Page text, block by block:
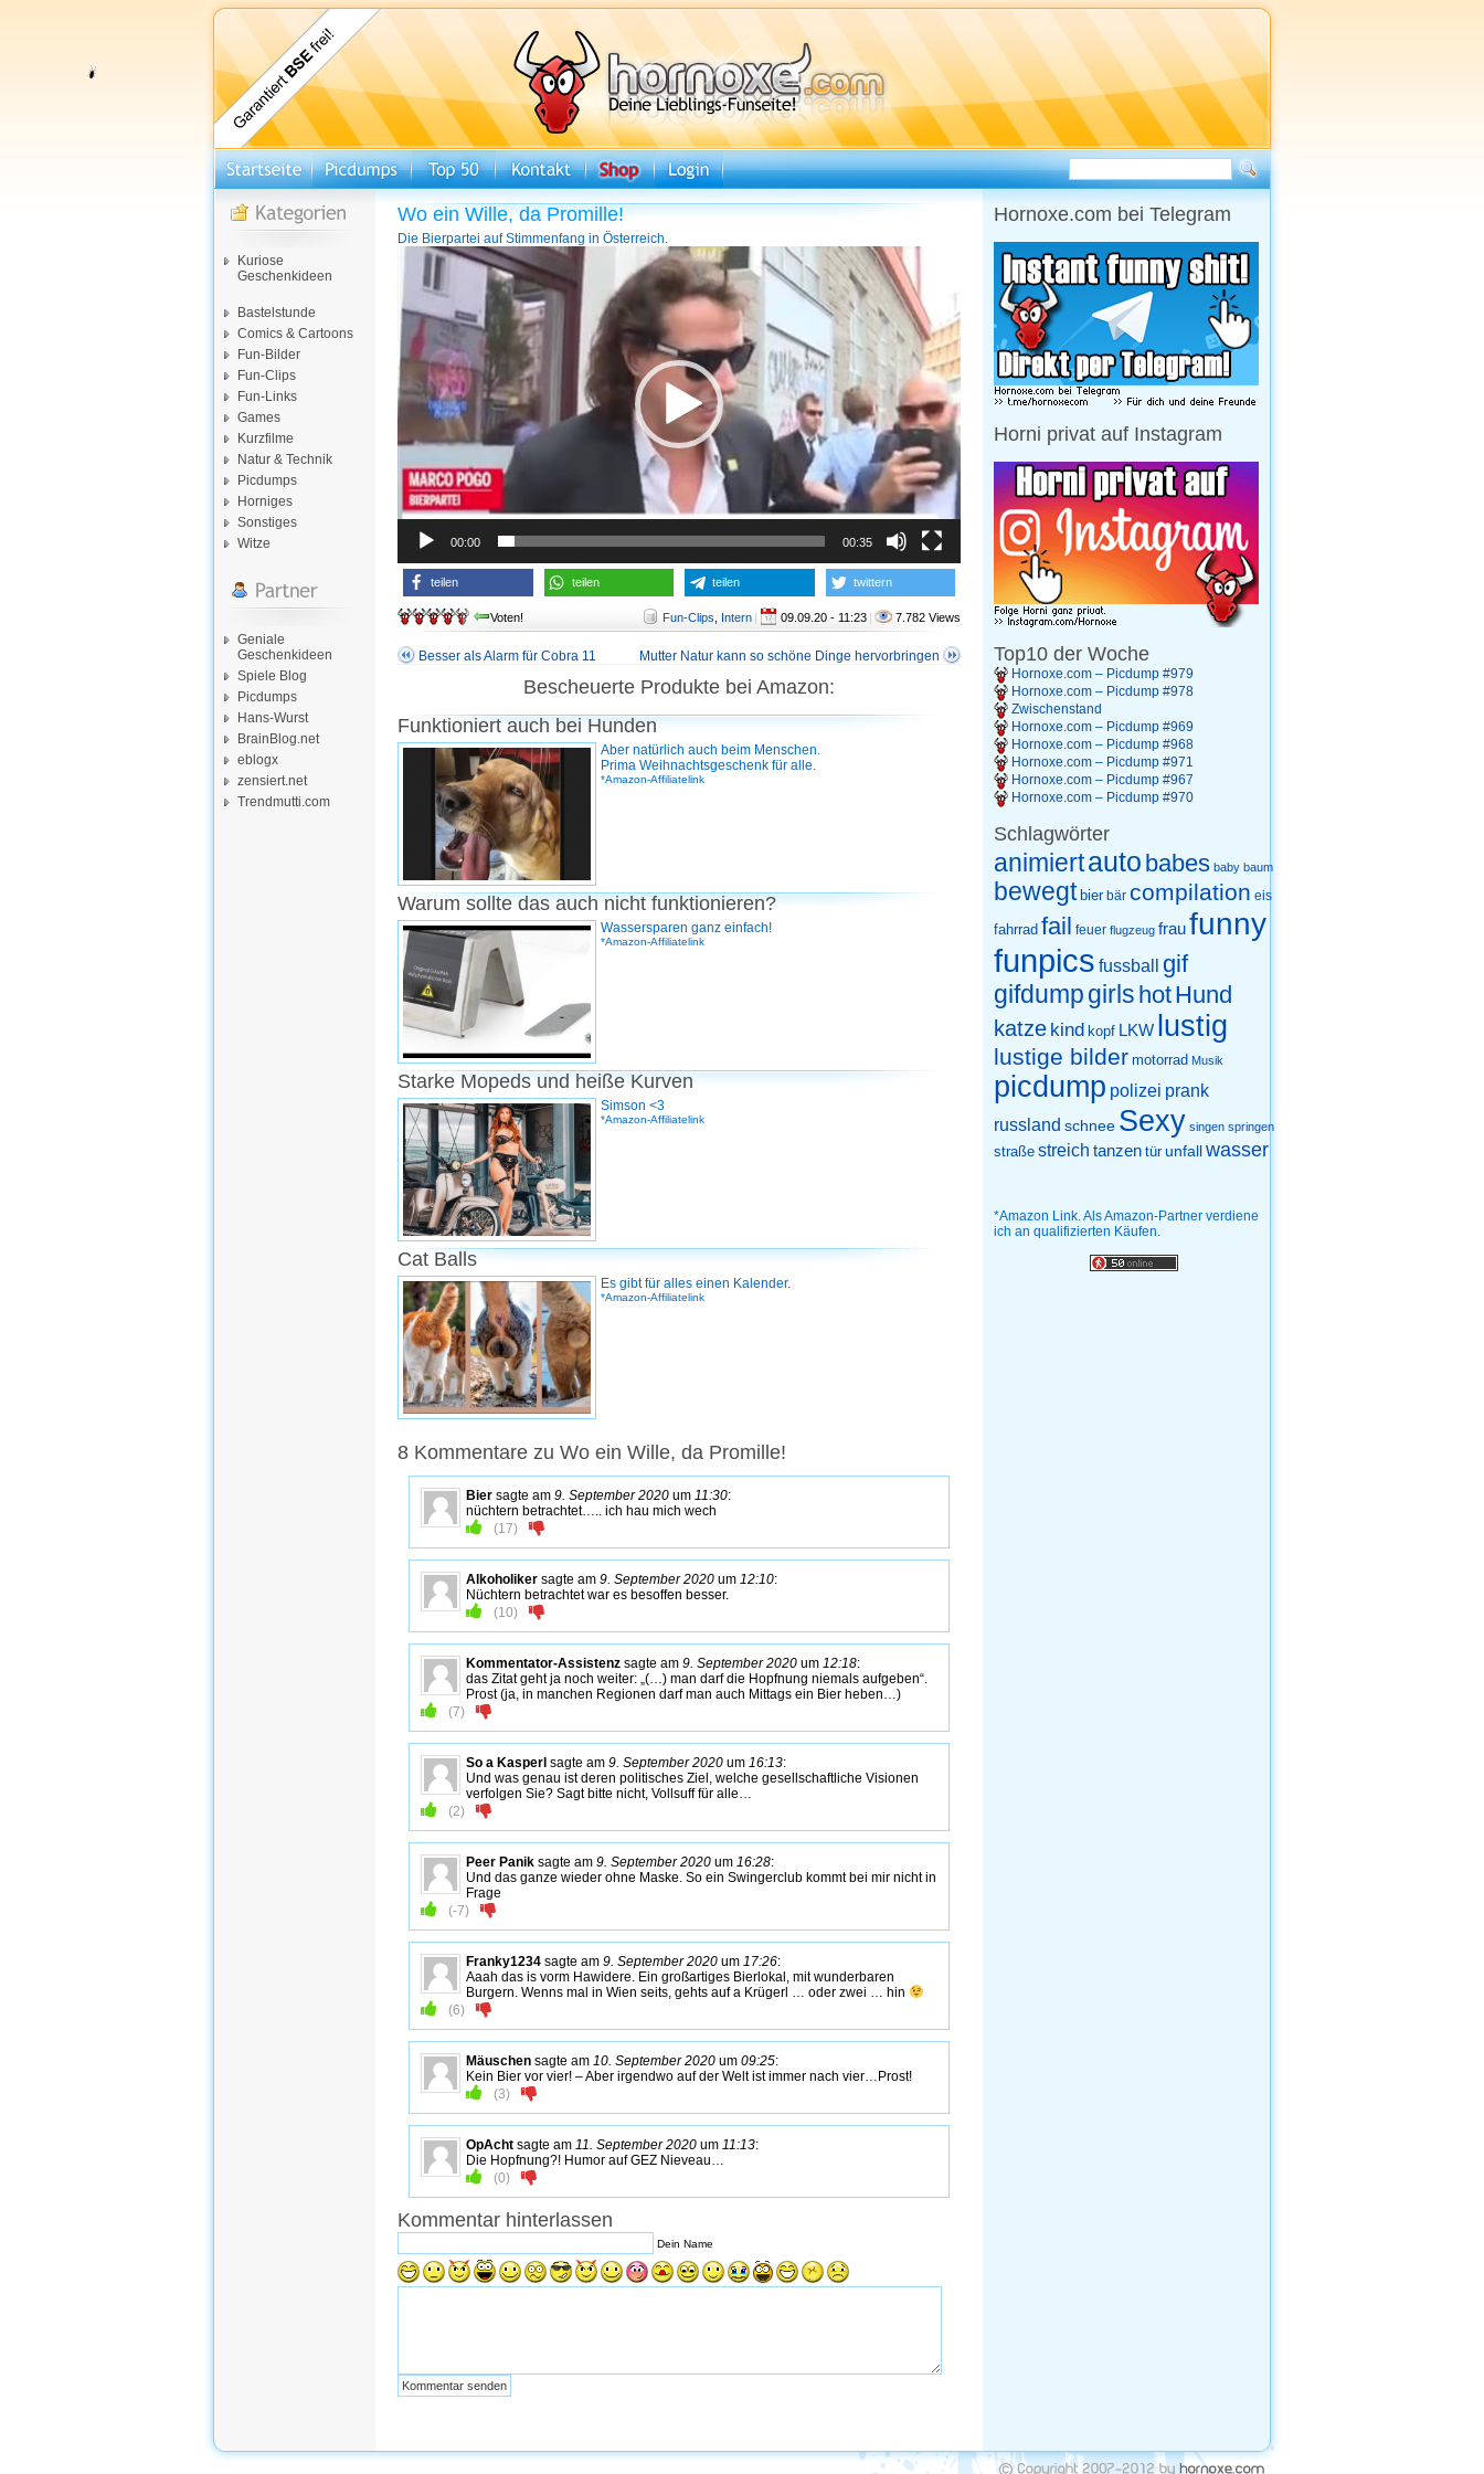
Kuriose
Geschenkideen
Bastelstunde
Comics & Cartoons
Fun-Bilder
Fun-Clips
Fun-Links
Games
Kurzfilme
Natur & Technik
Picdumps
Horniges
Sonstiges
Witze
Geniale
Geschenkideen
Spiele Blog
Picdumps
Hans-Wurst
BrainBlog.net
eblogx
zensiert.net
Trendmutti.com
Wo ein Wille, da Promille!
Die Bierpartei auf Stimmenfang in Österreich.
Video-
Player
00:00 00:35
teilen teilen teilen twittern
Voten! Fun-Clips Intern | 09.09.20 - 11:23 | 7.782 Views
Besser als Alarm für Cobra 11 Mutter Natur kann so schöne Dinge hervorbringen
Bescheuerte Produkte bei Amazon:
Funktioniert auch bei Hunden
Aber natürlich auch beim Menschen.
Prima Weihnachtsgeschenk für alle.
*Amazon-Affiliatelink
Warum sollte das auch nicht funktionieren?
Wassersparen ganz einfach!
*Amazon-Affiliatelink
Starke Mopeds und heiße Kurven
Simson <3
*Amazon-Affiliatelink
Cat Balls
Es gibt für alles einen Kalender.
*Amazon-Affiliatelink
8 Kommentare zu Wo ein Wille, da Promille!
Bier sagte am 9. September 2020 um 11:30:
nüchtern betrachtet….. ich hau mich wech
(17)
Alkoholiker sagte am 9. September 2020 um 12:10:
Nüchtern betrachtet war es besoffen besser.
(10)
Kommentator-Assistenz sagte am 9. September 2020 um 12:18:
das Zitat geht ja noch weiter: „(…) man darf die Hopfnung niemals aufgeben“.
Prost (ja, in manchen Regionen darf man auch Mittags ein Bier heben…)
(7)
So a Kasperl sagte am 9. September 2020 um 16:13:
Und was genau ist deren politisches Ziel, welche gesellschaftliche Visionen
verfolgen Sie? Sagt bitte nicht, Vollsuff für alle…
(2)
Peer Panik sagte am 9. September 2020 um 16:28:
Und das ganze wieder ohne Maske. So ein Swingerclub kommt bei mir nicht in
Frage
(-7)
Franky1234 sagte am 9. September 2020 um 17:26:
Aaah das is vorm Hawidere. Ein großartiges Bierlokal, mit wunderbaren
Burgern. Wenns mal in Wien seits, gehts auf a Krügerl … oder zwei … hin
(6)
Mäuschen sagte am 10. September 2020 um 09:25:
Kein Bier vor vier! – Aber irgendwo auf der Welt ist immer nach vier…Prost!
(3)
OpAcht sagte am 11. September 2020 um 11:13:
Die Hopfnung?! Humor auf GEZ Nieveau…
(0)
Kommentar hinterlassen
Dein Name
Hornoxe.com bei Telegram
Horni privat auf Instagram
Top10 der Woche
Hornoxe.com – Picdump #979
Hornoxe.com – Picdump #978
Zwischenstand
Hornoxe.com – Picdump #969
Hornoxe.com – Picdump #968
Hornoxe.com – Picdump #971
Hornoxe.com – Picdump #967
Hornoxe.com – Picdump #970
Schlagwörter
animiertauto babes baby baum
bewegt bier bär compilation eis
fahrrad fail feuer flugzeug fraufunny
funpics fussball gif
gifdump girls hotHund
katze kind kopf LKW lustig
lustige bilder motorrad Musik
picdump polizei prank
russland schnee Sexy singen springen
straße streich tanzen tür unfallwasser
*Amazon Link. Als Amazon-Partner verdiene
ich an qualifizierten Käufen.